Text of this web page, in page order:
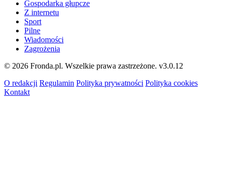
Gospodarka głupcze
Z internetu
Sport
Pilne
Wiadomości
Zagrożenia
© 2026 Fronda.pl. Wszelkie prawa zastrzeżone. v3.0.12
O redakcji Regulamin Polityka prywatności Polityka cookies
Kontakt